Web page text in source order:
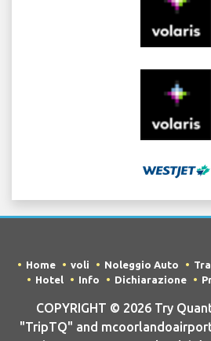
Home voli Noleggio Auto
Hotel
Info Dichiarazione
COPYRIGHT © 2026 Try
"TripTQ" and